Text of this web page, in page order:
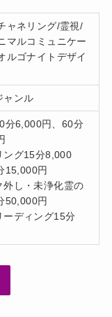
ャネリング/霊視/
マルコミュニケー
ルゴナイトデザイ
ャンル
分6,000円、60分
ング15分8,000
15,000円
外し・未浄化霊の
50,000円
ーディング15分